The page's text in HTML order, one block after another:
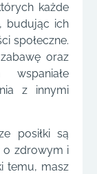
każde
budując ich
społeczne.
oraz
z innymi
posiłki są
o zdrowym i
temu, masz